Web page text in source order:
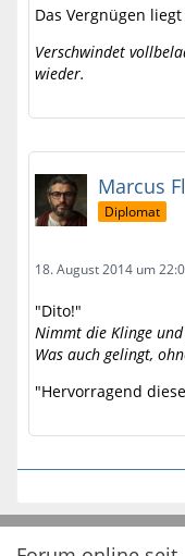
Das Vergnügen
Verschwindet
wieder.
Marcus
Diplomat
18. August 2014 um
"Dito!"
Nimmt die Klinge
Was auch gelingt,
"Hervorragend